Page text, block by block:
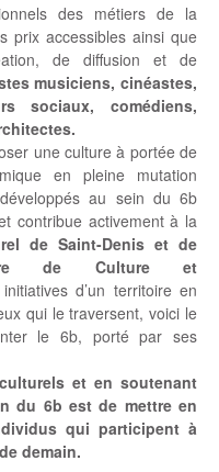
des métiers de la
prix accessibles ainsi que
de diffusion et de
musiciens, cinéastes,
sociaux, comédiens,
une culture à portée de
en pleine mutation
au sein du 6b
contribue activement à la
de Saint-Denis et de
de Culture et
d’un territoire en
qui le traversent, voici le
le 6b, porté par ses
et en soutenant
du 6b est de mettre en
qui participent à
demain.